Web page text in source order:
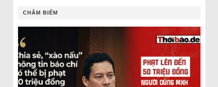
CHÂM BIẾM